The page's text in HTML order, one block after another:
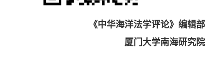
《中华海洋法学评论》编辑部
厦门大学南海研究院